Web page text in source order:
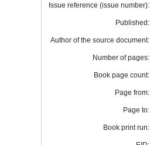
Issue reference (issue number):
Published:
Author of the source document:
Number of pages:
Book page count:
Page from:
Page to:
Book print run: